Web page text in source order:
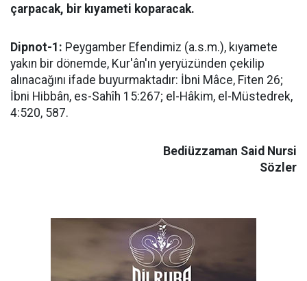
çarpacak, bir kıyameti koparacak.
Dipnot-1: Peygamber Efendimiz (a.s.m.), kıyamete
yakın bir dönemde, Kur'ân'ın yeryüzünden çekilip
alınacağını ifade buyurmaktadır: İbni Mâce, Fiten 26;
İbni Hibbân, es-Sahîh 15:267; el-Hâkim, el-Müstedrek,
4:520, 587.
Bediüzzaman Said Nursi
Sözler